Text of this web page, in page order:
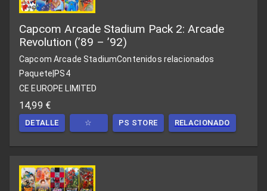
Capcom Arcade Stadium Pack 2: Arcade
Revolution (’89 – ’92)
Capcom Arcade StadiumContenidos relacionados
Paquete PS4
CE EUROPE LIMITED
14,99 €
DETALLE ☆ PS STORE RELACIONADO